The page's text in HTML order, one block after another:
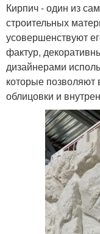
Кирпич - один из
строительных
усовершенствуют
фактур,
дизайнерами
которые
облицовки и